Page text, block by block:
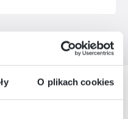
O plikach cookies